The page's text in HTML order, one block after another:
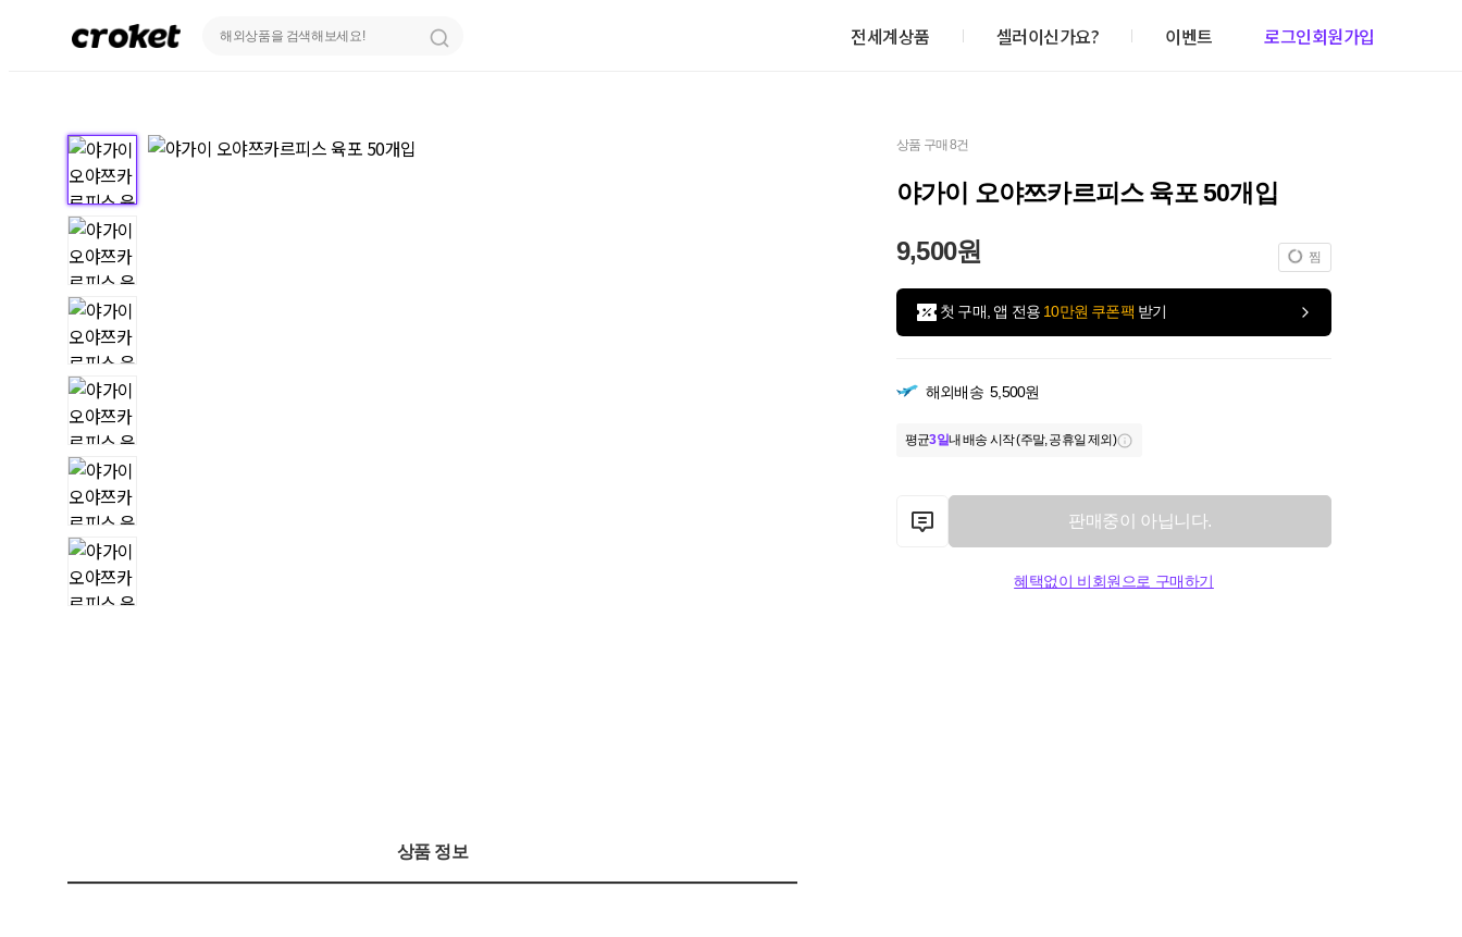
전세계상품 셀러이신가요? 이벤트 로그인회원가입
상품 구매 8건
야가이 오야쯔카르피스 육포 50개입
9,500원 찜
첫 구매, 앱 전용 10만원 쿠폰팩 받기
해외배송 5,500원
평균3일내 배송 시작 (주말, 공휴일 제외)
판매중이 아닙니다.
혜택없이 비회원으로 구매하기
상품 정보